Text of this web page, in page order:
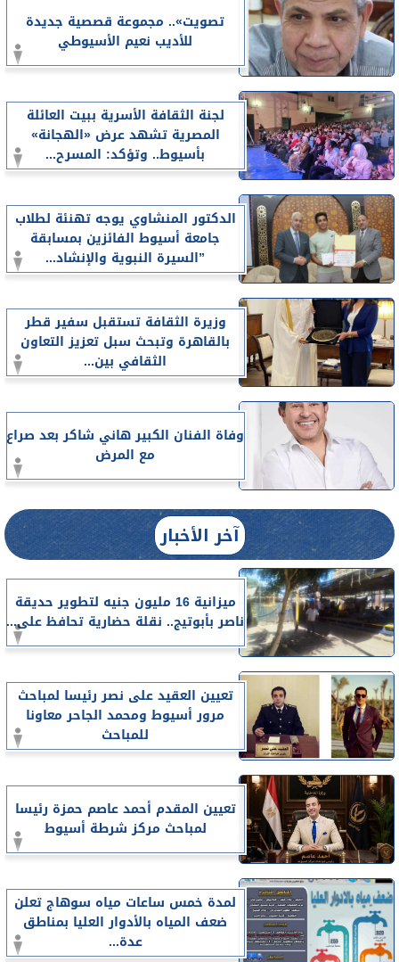
تصويت».. مجموعة قصصية جديدة
للأديب نعيم الأسيوطي
لجنة الثقافة الأسرية ببيت العائلة
المصرية تشهد عرض «الهجانة»
بأسيوط.. وتؤكد: المسرح...
الدكتور المنشاوي يوجه تهنئة لطلاب
جامعة أسيوط الفائزين بمسابقة
”السيرة النبوية والإنشاد...
وزيرة الثقافة تستقبل سفير قطر
بالقاهرة وتبحث سبل تعزيز التعاون
الثقافي بين...
وفاة الفنان الكبير هاني شاكر بعد صراع
مع المرض
آخر الأخبار
ميزانية 16 مليون جنيه لتطوير حديقة
ناصر بأبوتيج.. نقلة حضارية تحافظ على...
تعيين العقيد على نصر رئيسا لمباحث
مرور أسيوط ومحمد الجاحر معاونا
للمباحث
تعيين المقدم أحمد عاصم حمزة رئيسا
لمباحث مركز شرطة أسيوط
لمدة خمس ساعات مياه سوهاج تعلن
ضعف المياه بالأدوار العليا بمناطق
عدة...